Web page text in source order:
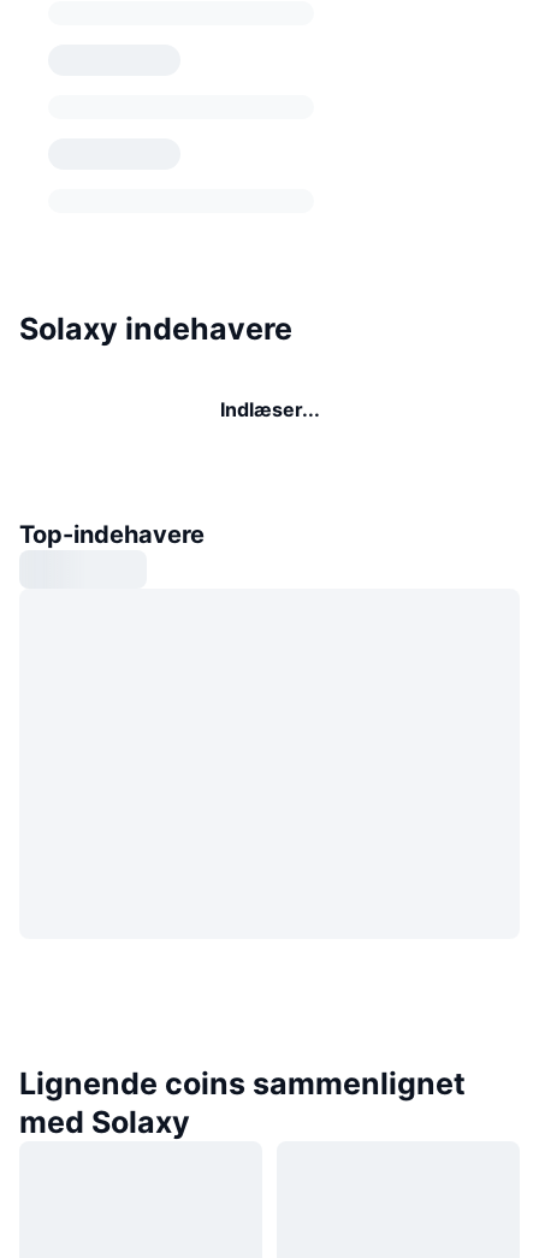
Solaxy indehavere
Indlæser...
Top-indehavere
Lignende coins sammenlignet
med Solaxy